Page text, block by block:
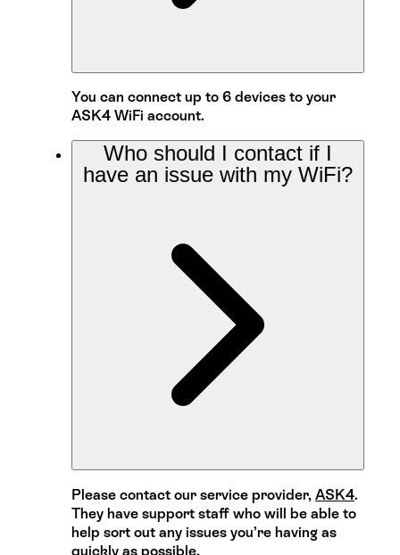
You can connect up to 6 devices to your
ASK4 WiFi account.
Who should I contact if I
have an issue with my WiFi?
Please contact our service provider, ASK4.
They have support staff who will be able to
help sort out any issues you’re having as
quickly as possible.